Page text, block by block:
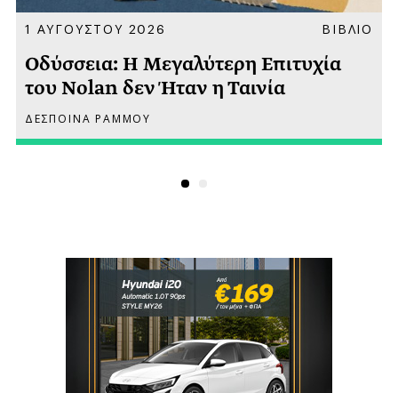
1 ΑΥΓΟΥΣΤΟΥ 2026 ΒΙΒΛΙΟ
Οδύσσεια: Η Μεγαλύτερη Επιτυχία
του Nolan δεν Ήταν η Ταινία
ΔΕΣΠΟΙΝΑ ΡΑΜΜΟΥ